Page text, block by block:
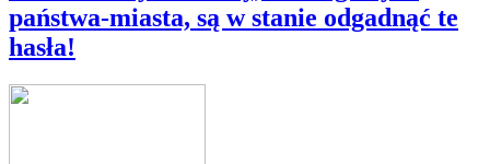
państwa-miasta, są w stanie odgadnąć te
hasła!